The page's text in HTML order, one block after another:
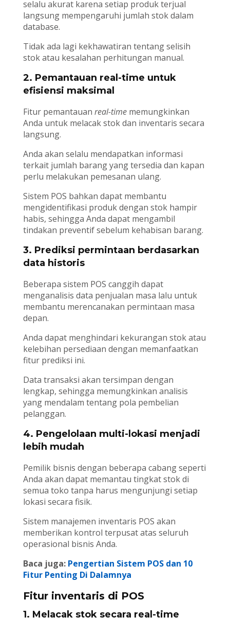
selalu akurat karena setiap produk terjual
langsung mempengaruhi jumlah stok dalam
database.
Tidak ada lagi kekhawatiran tentang selisih
stok atau kesalahan perhitungan manual.
2. Pemantauan real-time untuk
efisiensi maksimal
Fitur pemantauan real-timememungkinkan
Anda untuk melacak stok dan inventaris secara
langsung.
Anda akan selalu mendapatkan informasi
terkait jumlah barang yang tersedia dan kapan
perlu melakukan pemesanan ulang.
Sistem POS bahkan dapat membantu
mengidentifikasi produk dengan stok hampir
habis, sehingga Anda dapat mengambil
tindakan preventif sebelum kehabisan barang.
3. Prediksi permintaan berdasarkan
data historis
Beberapa sistem POS canggih dapat
menganalisis data penjualan masa lalu untuk
membantu merencanakan permintaan masa
depan.
Anda dapat menghindari kekurangan stok atau
kelebihan persediaan dengan memanfaatkan
fitur prediksi ini.
Data transaksi akan tersimpan dengan
lengkap, sehingga memungkinkan analisis
yang mendalam tentang pola pembelian
pelanggan.
4. Pengelolaan multi-lokasi menjadi
lebih mudah
Pemilik bisnis dengan beberapa cabang seperti
Anda akan dapat memantau tingkat stok di
semua toko tanpa harus mengunjungi setiap
lokasi secara fisik.
Sistem manajemen inventaris POS akan
memberikan kontrol terpusat atas seluruh
operasional bisnis Anda.
Baca juga: Pengertian Sistem POS dan 10
Fitur Penting Di Dalamnya
Fitur inventaris di POS
1. Melacak stok secara real-time